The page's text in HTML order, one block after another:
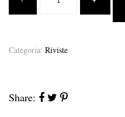
Categoria: Riviste
Share: